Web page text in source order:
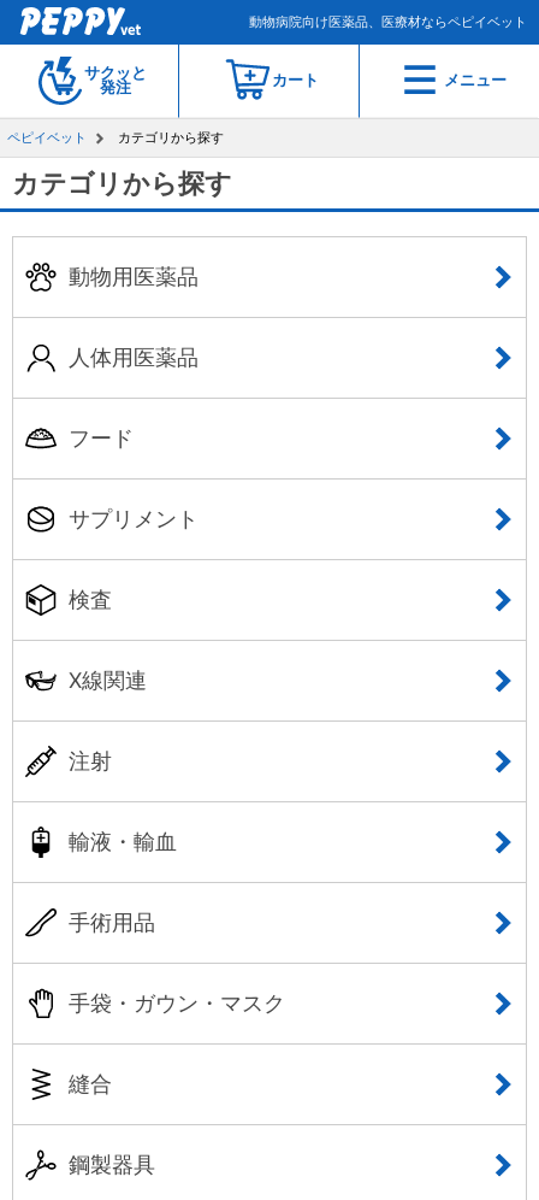
動物病院向け医薬品、医療材ならペピイベット
サクッと
発注
カート メニュー
ペピイベット カテゴリから探す
カテゴリから探す
動物用医薬品
人体用医薬品
フード
サプリメント
検査
X線関連
注射
輸液・輸血
手術用品
手袋・ガウン・マスク
縫合
鋼製器具